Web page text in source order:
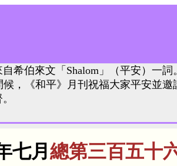
自希伯來文「Shalom」（平安）一
候，《和平》月刊祝福大家平安並
七月 總第三百五十